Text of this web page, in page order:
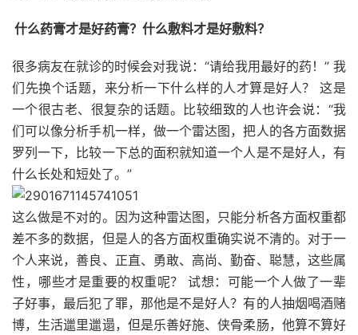
什么药膏才是好药膏？什么敷料才是好敷料？
很多病友在就诊的时候会对我说：“请给我用最好的药！” 我
们先换个话题，来分析一下什么样的人才算是好人？ 这是
一个很古老、很复杂的话题。比较细致的人也许会说：“我
们可以像分析手机一样，做一个雷达图，把人的各方面数据
罗列一下，比较一下总的面积就知道一个人是不是好人，有
什么长处和短处了。”
这么做是不对的。因为这种雷达图，只能分析各方面权重都
差不多的数据，但是人的各方面权重确实说不清的。对于一
个人来说，善良、正直、勇敢、高尚、勤奋、聪慧，这些属
性，哪些才是重要的权重呢？ 试想：可能一个人做了一辈
子好事，最后犯了罪，那他是不是好人？有的人抽烟喝酒赌
博，生活邋里邋遢，但是乐善好施、侠骨柔肠，他算不算好